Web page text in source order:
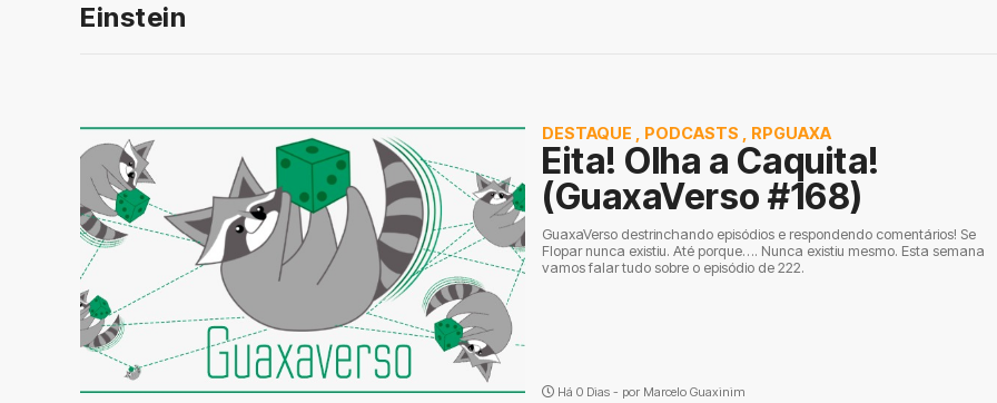
Einstein
DESTAQUE PODCASTS RPGUAXA
Eita! Olha a Caquita!
(GuaxaVerso #168)
GuaxaVerso destrinchando episódios e respondendo comentários! Se
Flopar nunca existiu. Até porque…. Nunca existiu mesmo. Esta semana
vamos falar tudo sobre o episódio de 222.
Há 0 Dias - por Marcelo Guaxinim